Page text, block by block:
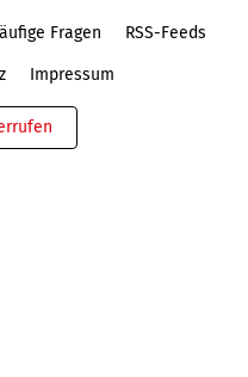
Fragen RSS-Feeds
Impressum